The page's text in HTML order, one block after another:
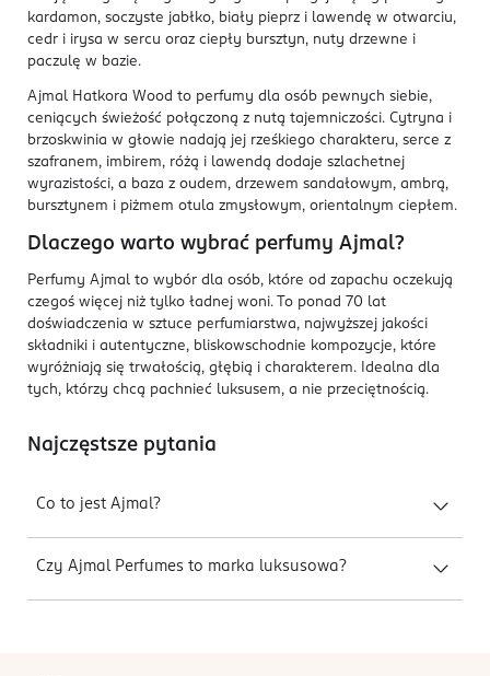
kardamon, soczyste jabłko, biały pieprz i lawendę w otwarciu,
cedr i irysa w sercu oraz ciepły bursztyn, nuty drzewne i
paczulę w bazie.
Ajmal Hatkora Wood to perfumy dla osób pewnych siebie,
ceniących świeżość połączoną z nutą tajemniczości. Cytryna i
brzoskwinia w głowie nadają jej rześkiego charakteru, serce z
szafranem, imbirem, różą i lawendą dodaje szlachetnej
wyrazistości, a baza z oudem, drzewem sandałowym, ambrą,
bursztynem i piżmem otula zmysłowym, orientalnym ciepłem.
Dlaczego warto wybrać perfumy Ajmal?
Perfumy Ajmal to wybór dla osób, które od zapachu oczekują
czegoś więcej niż tylko ładnej woni. To ponad 70 lat
doświadczenia w sztuce perfumiarstwa, najwyższej jakości
składniki i autentyczne, bliskowschodnie kompozycje, które
wyróżniają się trwałością, głębią i charakterem. Idealna dla
tych, którzy chcą pachnieć luksusem, a nie przeciętnością.
Najczęstsze pytania
Co to jest Ajmal?
Czy Ajmal Perfumes to marka luksusowa?